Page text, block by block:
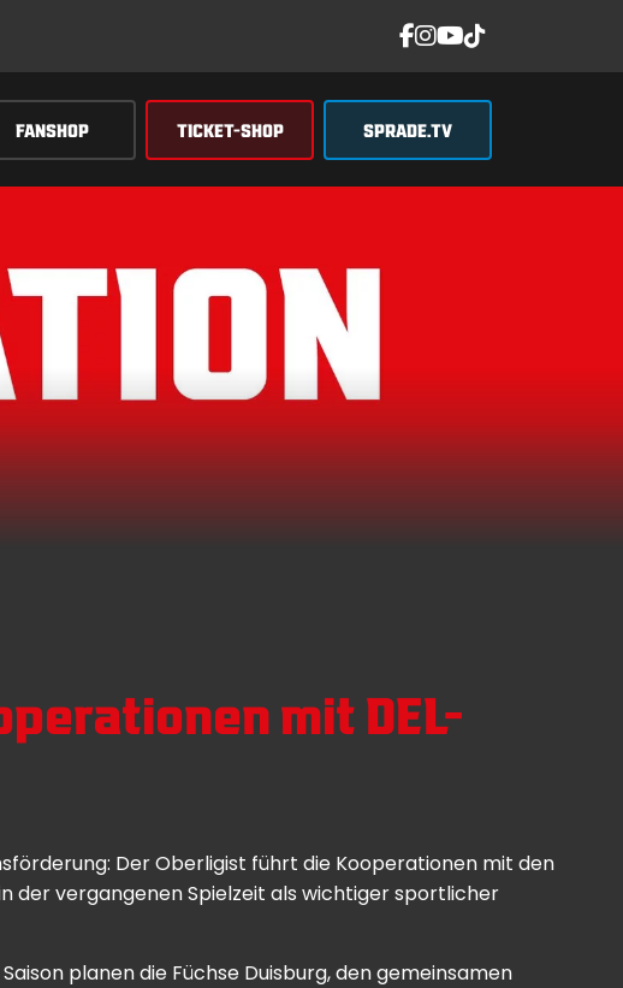
FANSHOP TICKET-SHOP SPRADE.TV
mit DEL-
Der Oberligist führt die Kooperationen mit den
der vergangenen Spielzeit als wichtiger sportlicher
planen die Füchse Duisburg, den gemeinsamen